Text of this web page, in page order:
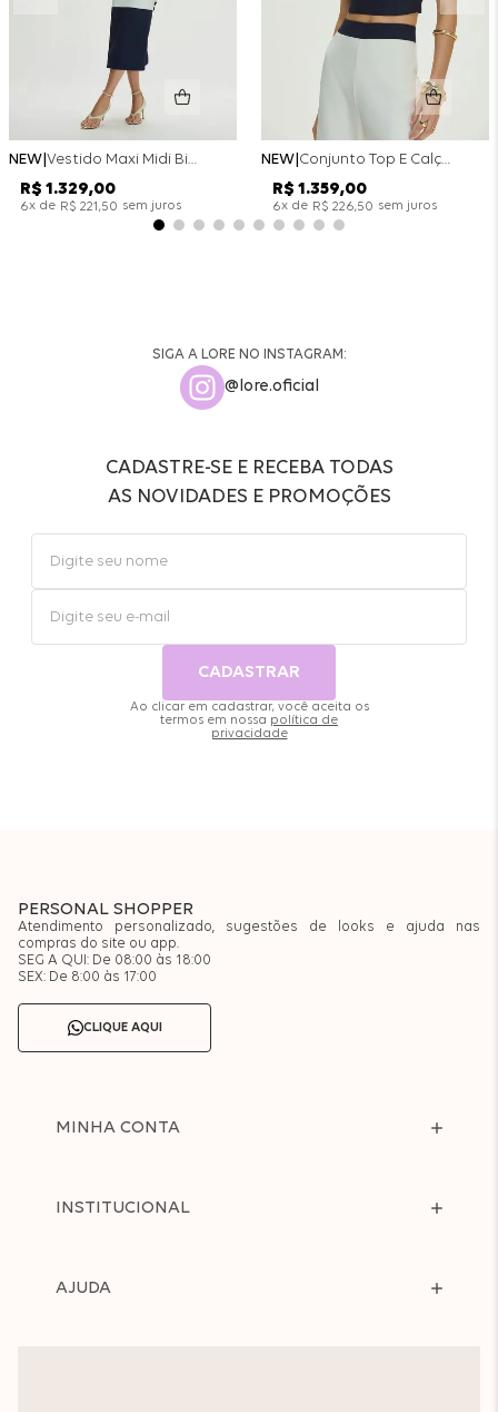
NEW Vestido Maxi Midi Bicolor Alfaitaria Navy - Marinho
R$ 1.329,00
6x de R$ 221,50 sem juros
NEW Conjunto Top E Calça Wide Leg Bicolor Alfaitaria - Off White
R$ 1.359,00
6x de R$ 226,50 sem juros
SIGA A LORE NO INSTAGRAM:
@lore.oficial
CADASTRE-SE E RECEBA TODAS
AS NOVIDADES E PROMOÇÕES
CADASTRAR
Ao clicar em cadastrar, você aceita os
termos em nossa política de
privacidade
PERSONAL SHOPPER
Atendimento personalizado, sugestões de looks e ajuda nas
compras do site ou app.
SEG A QUI: De 08:00 às 18:00
SEX: De 8:00 às 17:00
CLIQUE AQUI
MINHA CONTA
INSTITUCIONAL
AJUDA